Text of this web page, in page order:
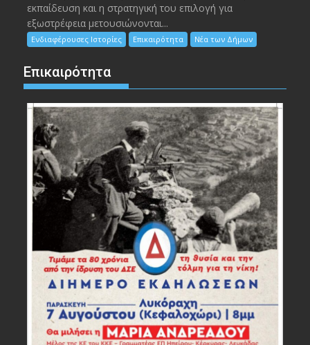
εκπαίδευση και η στρατηγική του επιλογή για
εξωστρέφεια μετουσιώνονται...
Ενδιαφέρουσες Ιστορίες Επικαιρότητα Νέα των Δήμων
Επικαιρότητα